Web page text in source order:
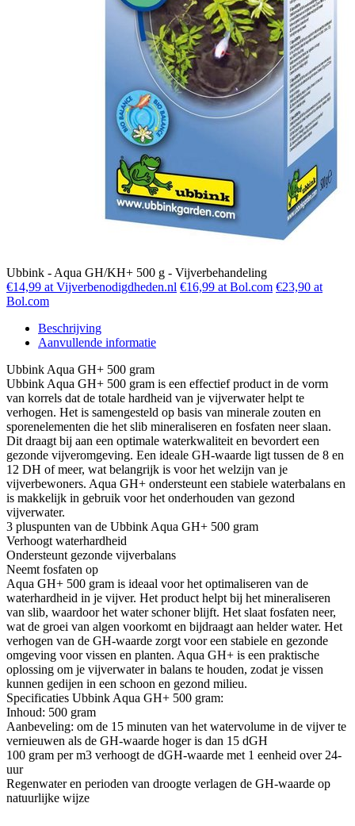
Ubbink - Aqua GH/KH+ 500 g - Vijverbehandeling
€14,99 at Vijverbenodigdheden.nl €16,99 at Bol.com €23,90 at
Bol.com
Beschrijving
Aanvullende informatie
Ubbink Aqua GH+ 500 gram
Ubbink Aqua GH+ 500 gram is een effectief product in de vorm
van korrels dat de totale hardheid van je vijverwater helpt te
verhogen. Het is samengesteld op basis van minerale zouten en
sporenelementen die het slib mineraliseren en fosfaten neer slaan.
Dit draagt bij aan een optimale waterkwaliteit en bevordert een
gezonde vijveromgeving. Een ideale GH-waarde ligt tussen de 8 en
12 DH of meer, wat belangrijk is voor het welzijn van je
vijverbewoners. Aqua GH+ ondersteunt een stabiele waterbalans en
is makkelijk in gebruik voor het onderhouden van gezond
vijverwater.
3 pluspunten van de Ubbink Aqua GH+ 500 gram
Verhoogt waterhardheid
Ondersteunt gezonde vijverbalans
Neemt fosfaten op
Aqua GH+ 500 gram is ideaal voor het optimaliseren van de
waterhardheid in je vijver. Het product helpt bij het mineraliseren
van slib, waardoor het water schoner blijft. Het slaat fosfaten neer,
wat de groei van algen voorkomt en bijdraagt aan helder water. Het
verhogen van de GH-waarde zorgt voor een stabiele en gezonde
omgeving voor vissen en planten. Aqua GH+ is een praktische
oplossing om je vijverwater in balans te houden, zodat je vissen
kunnen gedijen in een schoon en gezond milieu.
Specificaties Ubbink Aqua GH+ 500 gram:
Inhoud: 500 gram
Aanbeveling: om de 15 minuten van het watervolume in de vijver te
vernieuwen als de GH-waarde hoger is dan 15 dGH
100 gram per m3 verhoogt de dGH-waarde met 1 eenheid over 24-
uur
Regenwater en perioden van droogte verlagen de GH-waarde op
natuurlijke wijze